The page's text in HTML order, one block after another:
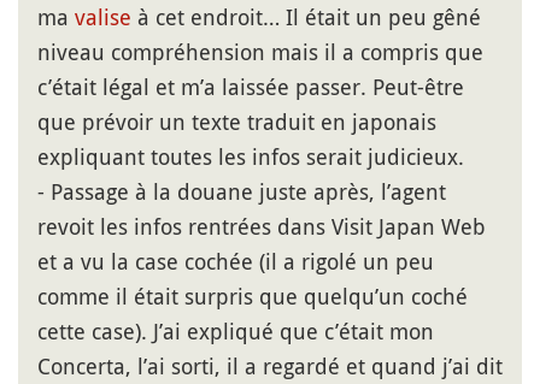
ma valise à cet endroit… Il était un peu gêné
niveau compréhension mais il a compris que
c’était légal et m’a laissée passer. Peut-être
que prévoir un texte traduit en japonais
expliquant toutes les infos serait judicieux.
- Passage à la douane juste après, l’agent
revoit les infos rentrées dans Visit Japan Web
et a vu la case cochée (il a rigolé un peu
comme il était surpris que quelqu’un coché
cette case). J’ai expliqué que c’était mon
Concerta, l’ai sorti, il a regardé et quand j’ai dit